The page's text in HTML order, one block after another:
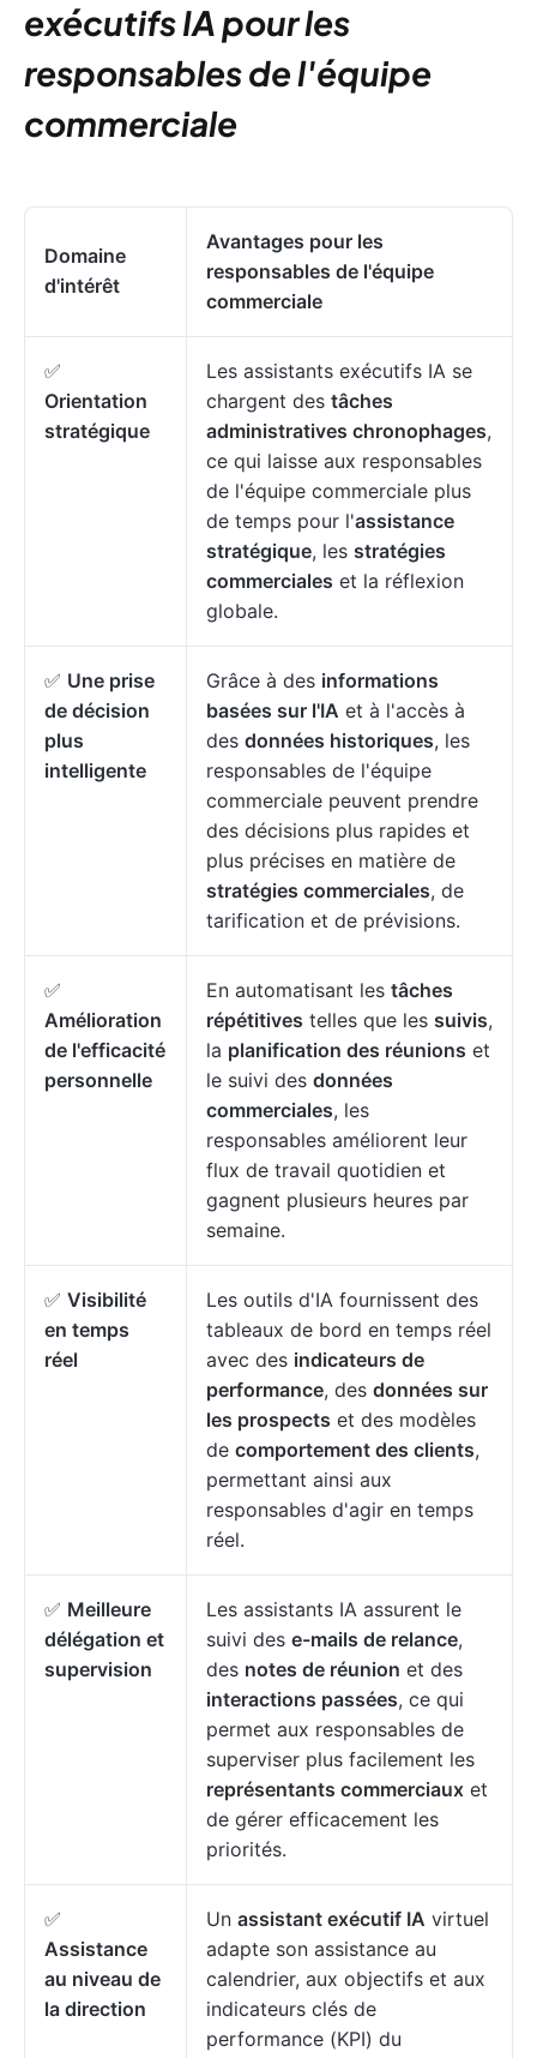
exécutifs IA pour les
responsables de l'équipe
commerciale
Domaine
d'intérêt
Avantages pour les
responsables de l'équipe
commerciale
✅
Orientation
stratégique
Les assistants exécutifs IA se
chargent des tâches
administratives chronophages,
ce qui laisse aux responsables
de l'équipe commerciale plus
de temps pour l'assistance
stratégique, les stratégies
commerciales et la réflexion
globale.
✅ Une prise
de décision
plus
intelligente
Grâce à des informations
basées sur l'IA et à l'accès à
des données historiques, les
responsables de l'équipe
commerciale peuvent prendre
des décisions plus rapides et
plus précises en matière de
stratégies commerciales, de
tarification et de prévisions.
✅
Amélioration
de l'efficacité
personnelle
En automatisant les tâches
répétitives telles que les suivis,
la planification des réunions et
le suivi des données
commerciales, les
responsables améliorent leur
flux de travail quotidien et
gagnent plusieurs heures par
semaine.
✅ Visibilité
en temps
réel
Les outils d'IA fournissent des
tableaux de bord en temps réel
avec des indicateurs de
performance, des données sur
les prospects et des modèles
de comportement des clients,
permettant ainsi aux
responsables d'agir en temps
réel.
✅ Meilleure
délégation et
supervision
Les assistants IA assurent le
suivi des e-mails de relance,
des notes de réunion et des
interactions passées, ce qui
permet aux responsables de
superviser plus facilement les
représentants commerciaux et
de gérer efficacement les
priorités.
✅
Assistance
au niveau de
la direction
Un assistant exécutif IA virtuel
adapte son assistance au
calendrier, aux objectifs et aux
indicateurs clés de
performance (KPI) du